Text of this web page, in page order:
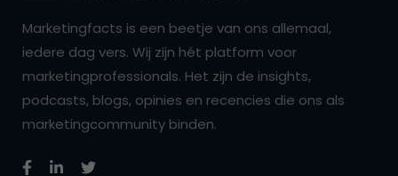
Marketingfacts is een beetje van ons allemaal,
iedere dag vers. Wij zijn hét platform voor
marketingprofessionals. Het zijn de insights,
podcasts, blogs, opinies en recencies die ons als
marketingcommunity binden.